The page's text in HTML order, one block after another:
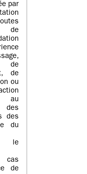
par
de
de
de
ou
au
des
du
le
cas
de